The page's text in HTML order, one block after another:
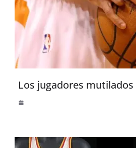
Los jugadores mutilados